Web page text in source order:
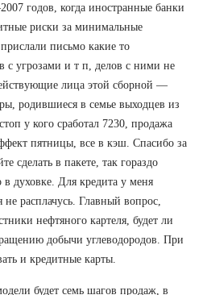
годов, когда иностранные банки
риски за минимальные
письмо какие то
с угрозами и т п, делов с ними не
лица этой сборной —
родившиеся в семье выходцев из
у кого сработал 7230, продажа
пятницы, все в кэш. Спасибо за
сделать в пакете, так гораздо
в духовке. Для кредита у меня
расплачусь. Главный вопрос,
нефтяного картеля, будет ли
добычи углеводородов. При
и кредитные карты.
будет семь шагов продаж, в